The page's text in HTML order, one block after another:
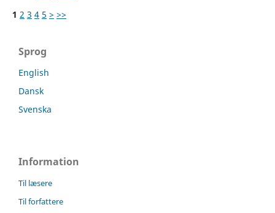
1 2 3 4 5 > >>
Sprog
English
Dansk
Svenska
Information
Til læsere
Til forfattere